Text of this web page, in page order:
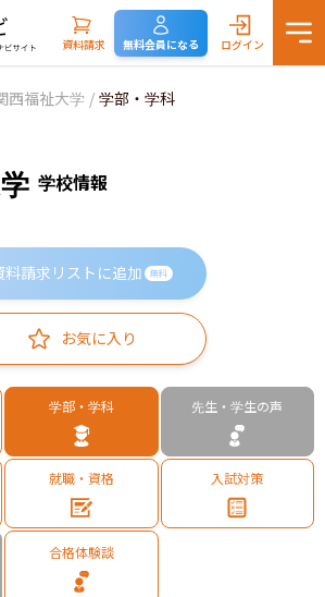
資料請求 無料会員になる ログイン
西福祉大学 / 学部・学科
学校情報
料請求リストに追加 無料
お気に入り
学部・学科 先生・学生の声
就職・資格 入試対策
合格体験談